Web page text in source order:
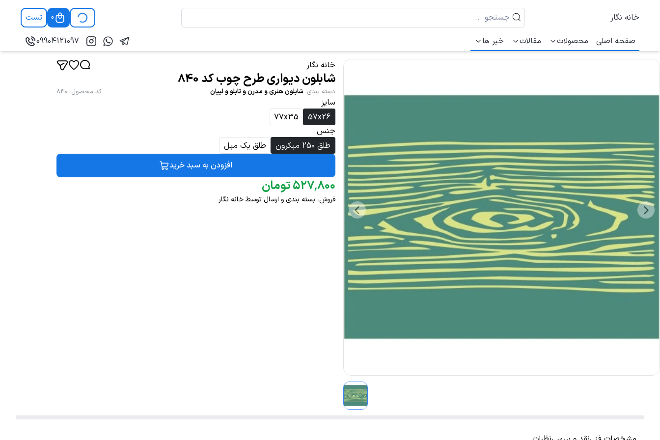
خانه نگار 0
تست
صفحه اصلی
محصولات مقالات خبر ها 09904121097
خانه نگار
شابلون دیواری طرح چوب کد 840
دسته بندی: شابلون هنری و مدرن و تابلو و لیپان کد محصول:
840
سایز
57x26
77x35
جنس
طلق 250 میکرون
طلق یک میل
افزودن به سبد خرید
۵۲۷٬۸۰۰ تومان
فروش، بسته بندی و ارسال توسط خانه نگار